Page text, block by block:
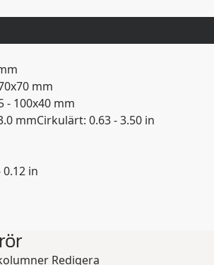
mm
- 100x40 mm
mmCirkulärt: 0.63 - 3.50 in
in
Redigera